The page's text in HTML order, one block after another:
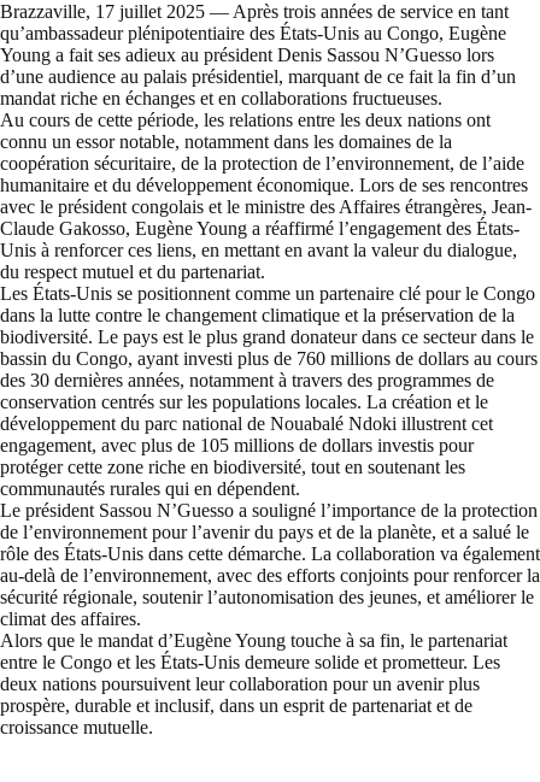
Brazzaville, 17 juillet 2025 — Après trois années de service en tant
qu’ambassadeur plénipotentiaire des États-Unis au Congo, Eugène
Young a fait ses adieux au président Denis Sassou N’Guesso lors
d’une audience au palais présidentiel, marquant de ce fait la fin d’un
mandat riche en échanges et en collaborations fructueuses.
Au cours de cette période, les relations entre les deux nations ont
connu un essor notable, notamment dans les domaines de la
coopération sécuritaire, de la protection de l’environnement, de l’aide
humanitaire et du développement économique. Lors de ses rencontres
avec le président congolais et le ministre des Affaires étrangères, Jean-
Claude Gakosso, Eugène Young a réaffirmé l’engagement des États-
Unis à renforcer ces liens, en mettant en avant la valeur du dialogue,
du respect mutuel et du partenariat.
Les États-Unis se positionnent comme un partenaire clé pour le Congo
dans la lutte contre le changement climatique et la préservation de la
biodiversité. Le pays est le plus grand donateur dans ce secteur dans le
bassin du Congo, ayant investi plus de 760 millions de dollars au cours
des 30 dernières années, notamment à travers des programmes de
conservation centrés sur les populations locales. La création et le
développement du parc national de Nouabalé Ndoki illustrent cet
engagement, avec plus de 105 millions de dollars investis pour
protéger cette zone riche en biodiversité, tout en soutenant les
communautés rurales qui en dépendent.
Le président Sassou N’Guesso a souligné l’importance de la protection
de l’environnement pour l’avenir du pays et de la planète, et a salué le
rôle des États-Unis dans cette démarche. La collaboration va également
au-delà de l’environnement, avec des efforts conjoints pour renforcer la
sécurité régionale, soutenir l’autonomisation des jeunes, et améliorer le
climat des affaires.
Alors que le mandat d’Eugène Young touche à sa fin, le partenariat
entre le Congo et les États-Unis demeure solide et prometteur. Les
deux nations poursuivent leur collaboration pour un avenir plus
prospère, durable et inclusif, dans un esprit de partenariat et de
croissance mutuelle.